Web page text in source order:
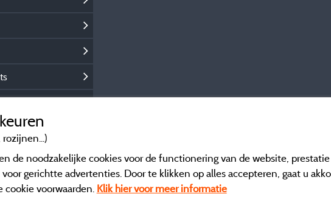
de noodzakelijke cookies voor de functionering van de website,
gerichtte advertenties. Door te klikken op alles accepteren, gaat u
voorwaarden. Klik hier voor meer informatie